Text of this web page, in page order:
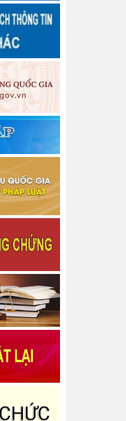
nghề công
công bố dữ
nghiệp vụ
chứng viên
chứng viên
động cho
động cho
động cho
và Cộng sự
sự hành nghề
tỉnh Thái
được sửa
nhà nước
chứng viên
việc tiếp nhận
khai dự toán
Phòng Công
hoàn thành tập
sự hành nghề